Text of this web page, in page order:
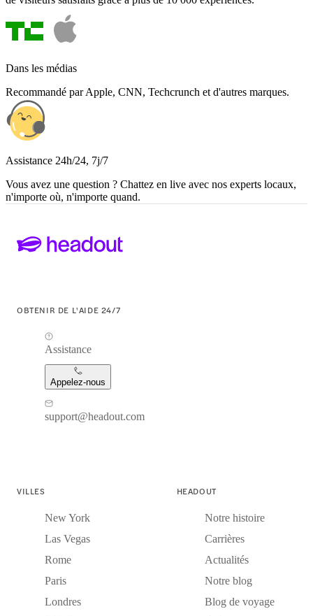
Dans les médias
Recommandé par Apple, CNN, Techcrunch et d'autres marques.
Assistance 24h/24, 7j/7
Vous avez une question ? Chattez en live avec nos experts locaux,
n'importe où, n'importe quand.
OBTENIR DE L'AIDE 24/7
Assistance
Appelez-nous
support@headout.com
VILLES
New York
Las Vegas
Rome
Paris
Londres
HEADOUT
Notre histoire
Carrières
Actualités
Notre blog
Blog de voyage